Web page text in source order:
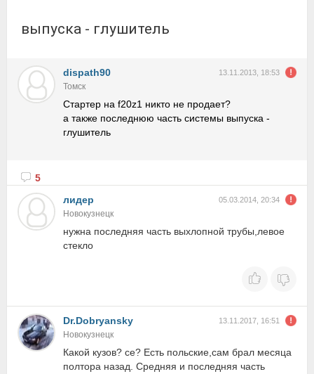
выпуска - глушитель
dispath90 13.11.2013, 18:53
Томск
Стартер на f20z1 никто не продает?
а также последнюю часть системы выпуска -
глушитель
5
лидер
05.03.2014, 20:34
Новокузнецк
нужна последняя часть выхлопной трубы,левое
стекло
Dr.Dobryansky 13.11.2017, 16:51
Новокузнецк
Какой кузов? се? Есть польские,сам брал месяца
полтора назад. Средняя и последняя часть